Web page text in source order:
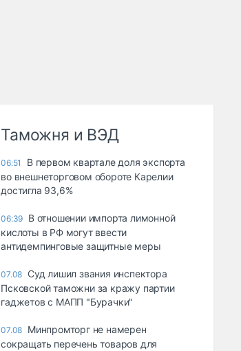
Таможня и ВЭД
06:51
В первом квартале доля экспорта
во внешнеторговом обороте Карелии
достигла 93,6%
06:39 В отношении импорта лимонной
кислоты в РФ могут ввести
антидемпинговые защитные меры
07.08 Суд лишил звания инспектора
Псковской таможни за кражу партии
гаджетов с МАПП "Бурачки"
07.08 Минпромторг не намерен
сокращать перечень товаров для